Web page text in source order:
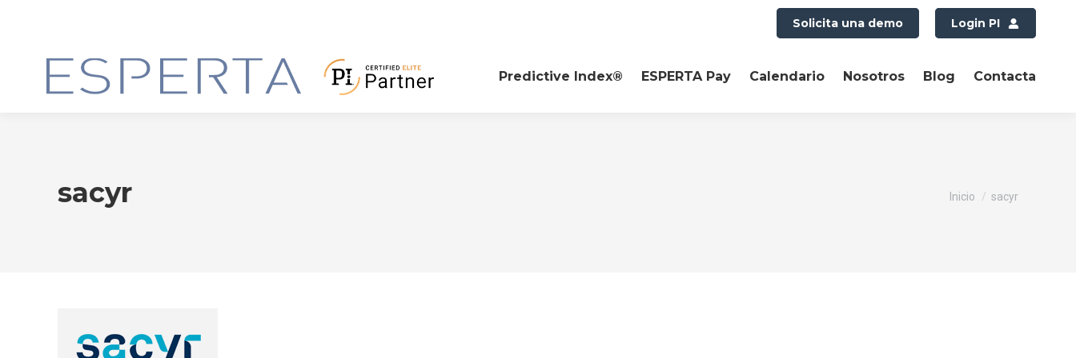
Solicita una demo Login PI
Predictive Index® ESPERTA Pay Calendario Nosotros Blog Contacta
sacyr Estás aquí:
Inicio sacyr